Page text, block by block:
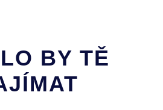
BY TĚ